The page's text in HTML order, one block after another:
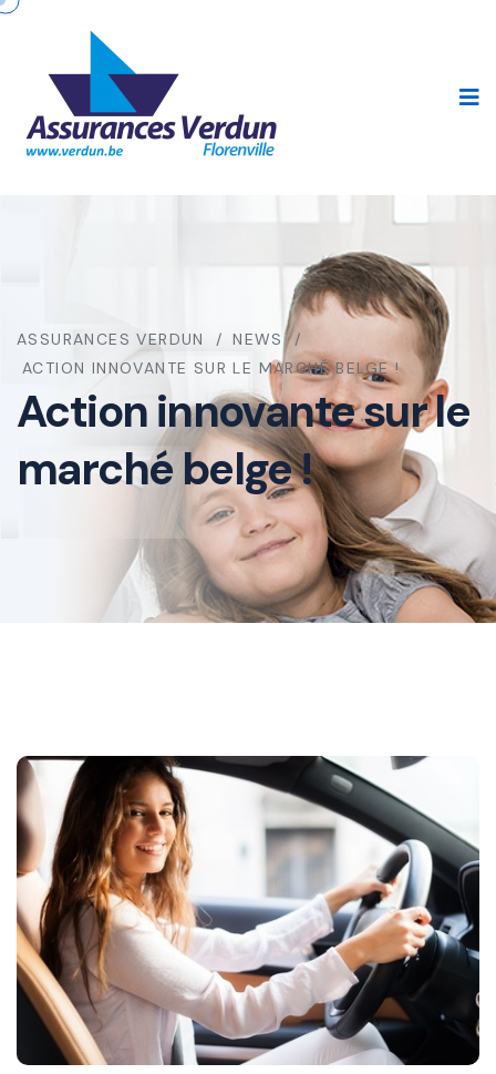
ASSURANCES VERDUN
NEWS
ACTION INNOVANTE SUR LE MARCHÉ BELGE !
Action innovante sur le
marché belge !